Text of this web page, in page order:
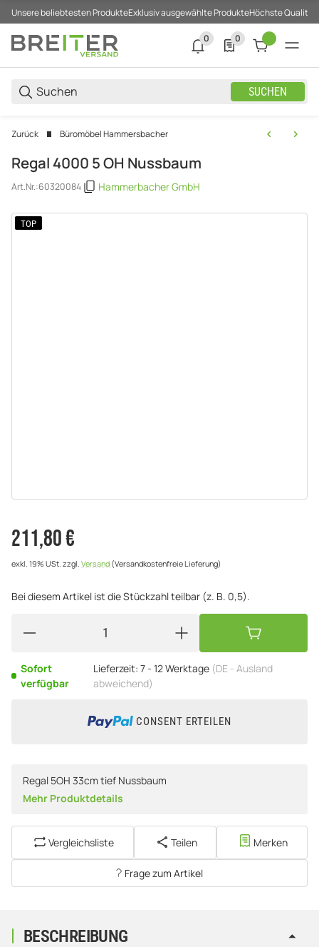
Unsere beliebtesten ProdukteExklusiv ausgewählte ProdukteHöchste Qualität
SUCHEN
0
0 neue Notifizierungen
0
0 Produkte in der
Zurück Büromöbel Hammersbacher
Hammerbacher GmbH
Regal 4000 5 OH Nussbaum
Art.Nr.:60320084
TOP
211,80 €
exkl. 19% USt. zzgl. Versand (Versandkostenfreie Lieferung)
Bei diesem Artikel ist die Stückzahl teilbar (z. B. 0,5).
Sofort
verfügbar
Lieferzeit: 7 - 12 Werktage (DE - Ausland
abweichend)
CONSENT ERTEILEN
Regal 5OH 33cm tief Nussbaum
Mehr Produktdetails
Vergleichsliste Teilen Merken
Frage zum Artikel
BESCHREIBUNG